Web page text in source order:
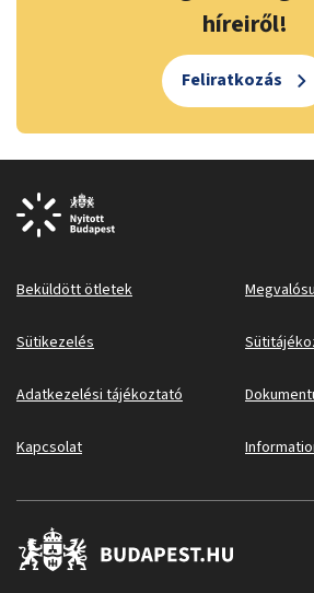
híreiről!
Feliratkozás
Beküldött ötletek
Sütikezelés
Adatkezelési tájékoztató
Kapcsolat